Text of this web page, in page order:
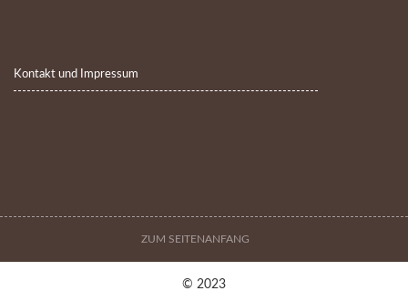
Kontakt und Impressum
ZUM SEITENANFANG
© 2023